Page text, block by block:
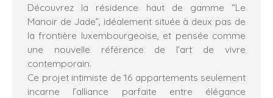
Découvrez la résidence haut de gamme “Le
Manoir de Jade”, idéalement située à deux pas de
la frontière luxembourgeoise, et pensée comme
une nouvelle référence de l’art de vivre
contemporain.
Ce projet intimiste de 16 appartements seulement
incarne l’alliance parfaite entre élégance